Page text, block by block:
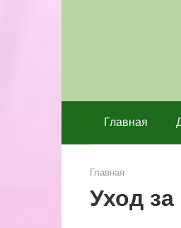
Главная
Главная
Уход